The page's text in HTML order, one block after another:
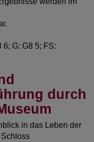
G: G8 5; FS:
durch
in das Leben der